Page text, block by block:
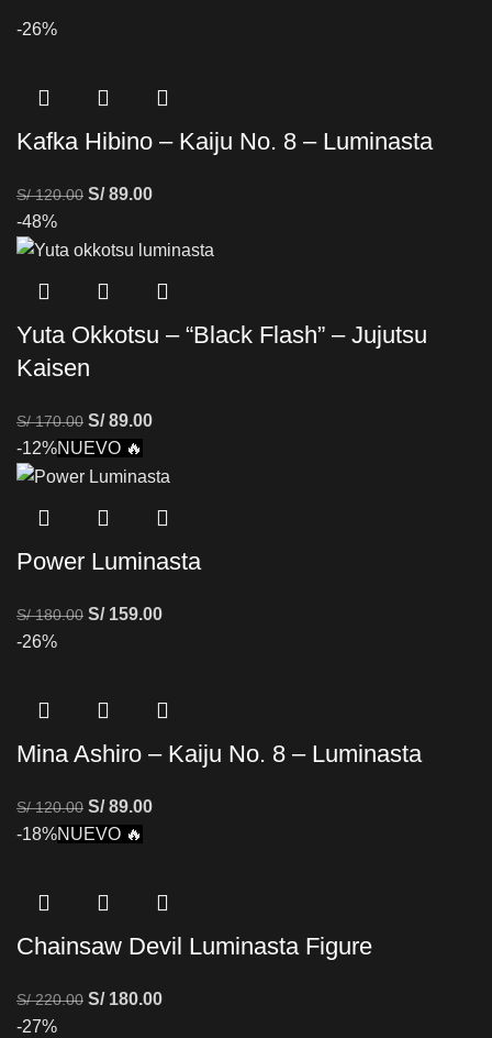
-26%
Kafka Hibino – Kaiju No. 8 – Luminasta
S/120.00 S/89.00
-48%
Yuta Okkotsu – “Black Flash” – Jujutsu
Kaisen
S/170.00 S/89.00
-12%NUEVO 🔥
Power Luminasta
S/180.00 S/159.00
-26%
Mina Ashiro – Kaiju No. 8 – Luminasta
S/120.00 S/89.00
-18%NUEVO 🔥
Chainsaw Devil Luminasta Figure
S/220.00 S/180.00
-27%